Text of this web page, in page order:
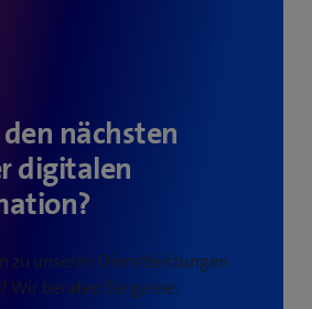
nächsten
digitalen
zu unseren Dienstleistungen
Wir beraten Sie gerne.